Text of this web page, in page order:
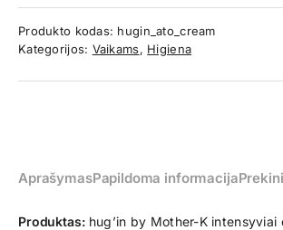
Produkto kodas: hugin_ato_cream
Kategorijos: Vaikams, Higiena
AprašymasPapildoma informacija
Produktas:hug’in by Mother-K intensyviai